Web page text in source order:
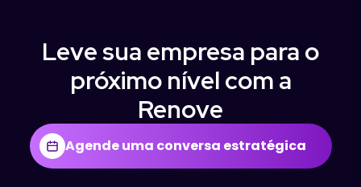
Leve sua empresa para o
próximo nível com a
Renove
Agende uma conversa estratégica